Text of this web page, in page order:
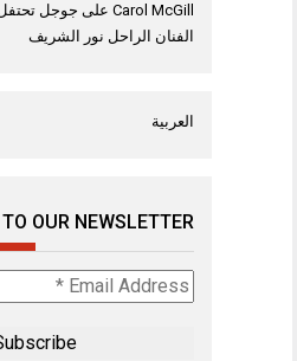
Carol McGill على
الفنان الراحل نور الشريف
العربية
OUR NEWSLETTER
Email
Address